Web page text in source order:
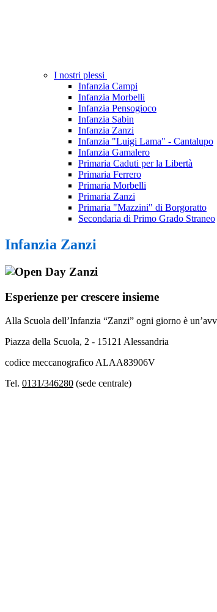
I nostri plessi
Infanzia Campi
Infanzia Morbelli
Infanzia Pensogioco
Infanzia Sabin
Infanzia Zanzi
Infanzia "Luigi Lama" - Cantalupo
Infanzia Gamalero
Primaria Caduti per la Libertà
Primaria Ferrero
Primaria Morbelli
Primaria Zanzi
Primaria "Mazzini" di Borgoratto
Secondaria di Primo Grado Straneo
Infanzia Zanzi
Esperienze per crescere insieme
Alla Scuola dell’Infanzia “Zanzi” ogni giorno è
Piazza della Scuola, 2 - 15121 Alessandria
codice meccanografico ALAA83906V
Tel. 0131/346280 (sede centrale)